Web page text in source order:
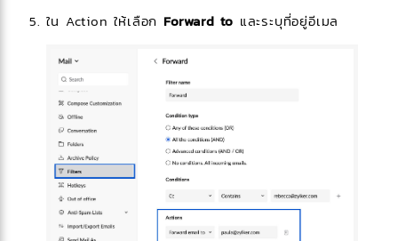
ใน Action ให้เลือก Forward to และระบุที่อยู่อีเมล